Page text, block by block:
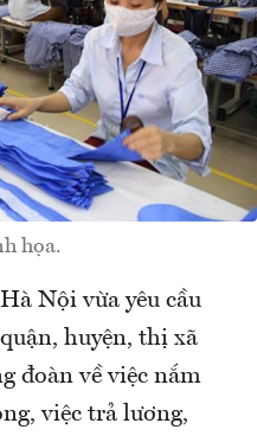
họa.
Nội vừa yêu cầu
huyện, thị xã
đoàn về việc nắm
việc trả lương,